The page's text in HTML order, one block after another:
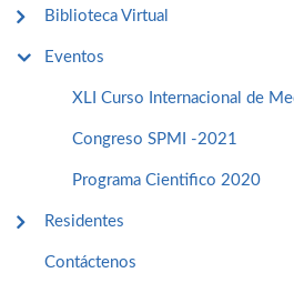
Biblioteca Virtual
Eventos
XLI Curso Internacional de
Congreso SPMI -2021
Programa Cientifico 2020
Residentes
Contáctenos